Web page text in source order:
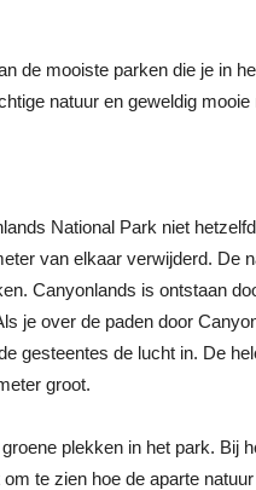
de mooiste parken die je in
natuur en geweldig mooie
National Park niet
van elkaar verwijderd. De
Canyonlands is ontstaan
je over de paden door
gesteentes de lucht in. De
groot.
plekken in het park. Bij
te zien hoe de aparte